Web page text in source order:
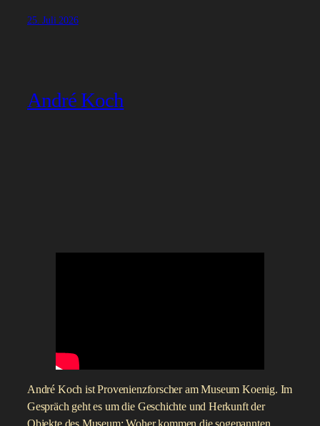
25. Juli 2026
André Koch
André Koch ist Provenienzforscher am Museum Koenig. Im
Gespräch geht es um die Geschichte und Herkunft der